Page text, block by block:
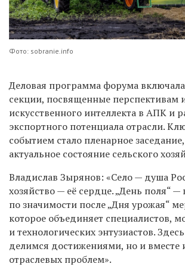
Фото: sobranie.info
Деловая программа форума
секции, посвященные перспективам
искусственного интеллекта в АПК и
экспортного потенциала отрасли.
событием стало пленарное
актуальное состояние сельского
Владислав Зырянов: «Село — душа
хозяйство — её сердце. „День поля“ —
по значимости после „Дня урожая“
которое объединяет специалистов,
и технологических энтузиастов.
делимся достижениями, но и
отраслевых проблем».